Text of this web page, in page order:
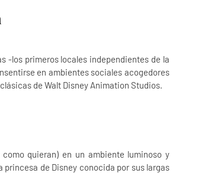
-los primeros locales independientes de la
en ambientes sociales acogedores
de Walt Disney Animation Studios.
quieran) en un ambiente luminoso y
de Disney conocida por sus largas